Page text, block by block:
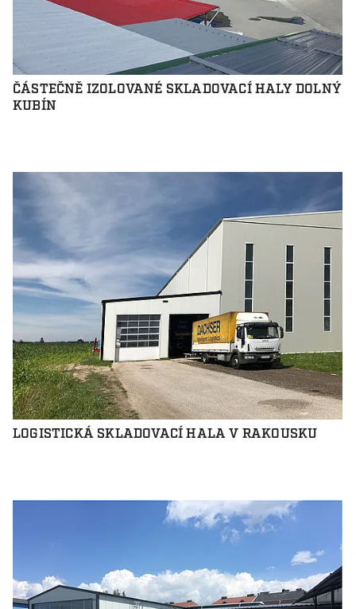
ČÁSTEČNĚ IZOLOVANÉ SKLADOVACÍ HALY DOLNÝ
KUBÍN
LOGISTICKÁ SKLADOVACÍ HALA V RAKOUSKU